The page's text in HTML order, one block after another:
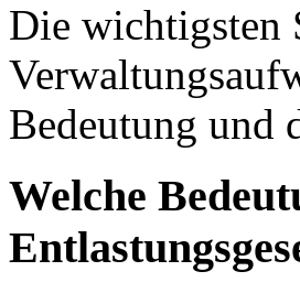
Die wichtigsten
Bedeutung und
Welche